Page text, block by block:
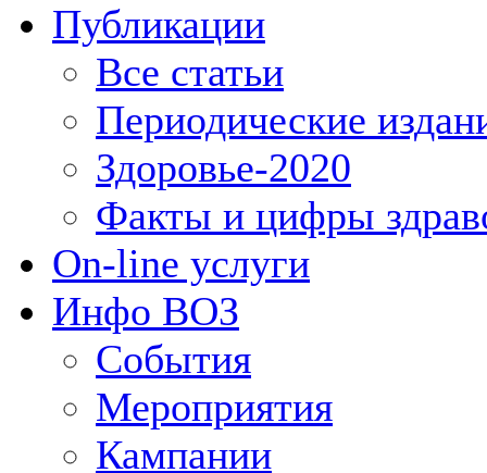
Публикации
Все статьи
Периодические
Здоровье-2020
Факты и цифры
On-line услуги
Инфо ВОЗ
События
Мероприятия
Кампании